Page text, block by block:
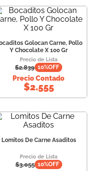
Golocan Carne, Pollo
Y Chocolate X 100 Gr
Precio de Lista
$2.839 10%OFF
Precio Contado
$2.555
Lomitos De Carne Asaditos
Precio de Lista
$3.055 10%OFF